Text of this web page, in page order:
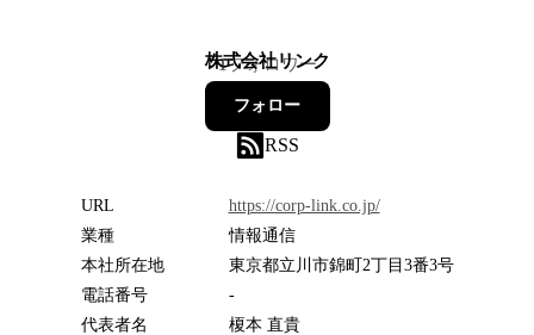
株式会社リンク
1フォロワー
フォロー
RSS
URL
https://corp-link.co.jp/
業種
情報通信
本社所在地
東京都立川市錦町2丁目3番3号
電話番号
-
代表者名
榎本 直貴